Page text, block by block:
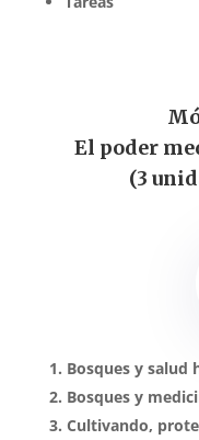
El poder
(3
Bosques y salud
Bosques y
Cultivando,